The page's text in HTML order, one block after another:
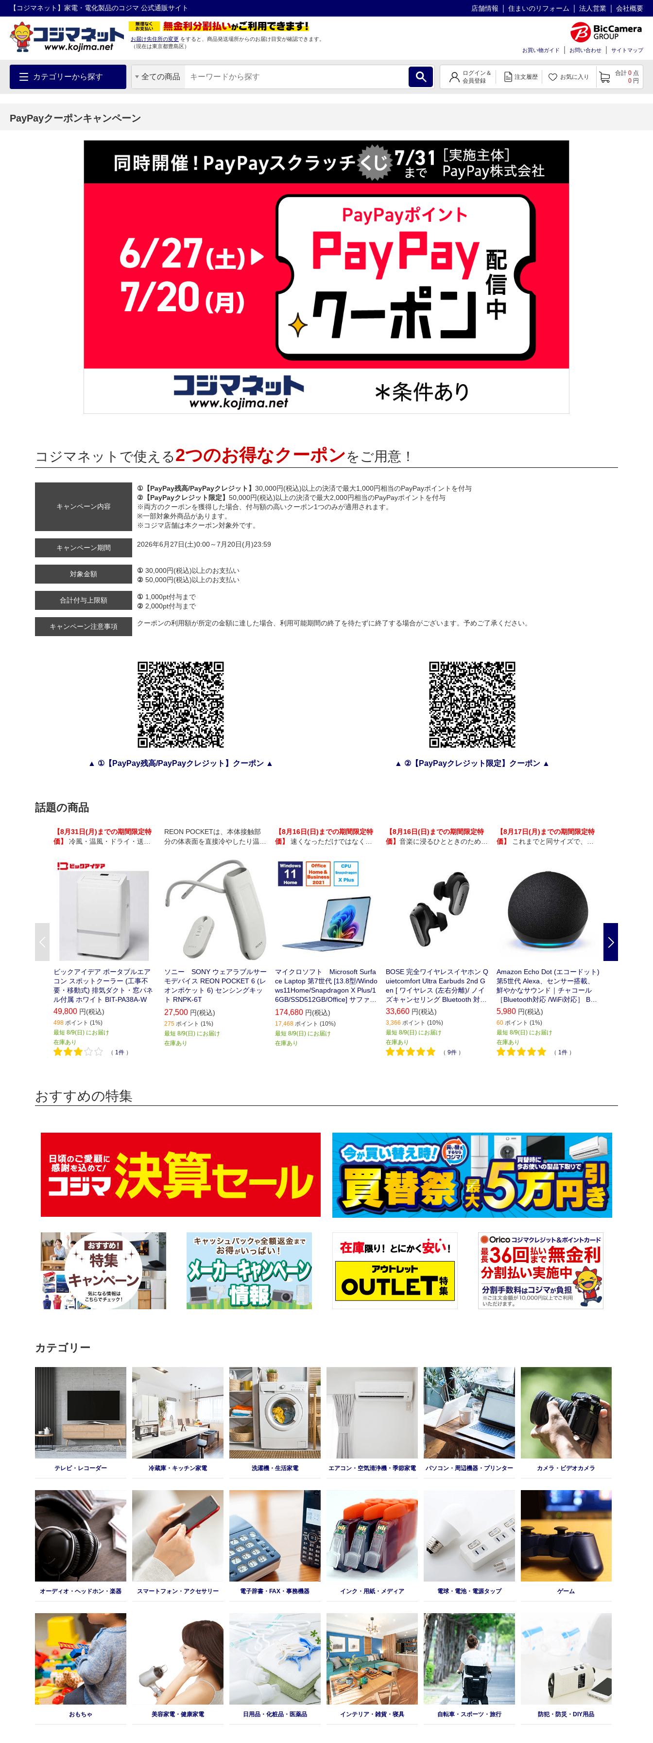
【コジマネット】家電・電化製品のコジマ 公式通販サイト 店舗情報 住まいのリフォーム 法人営業 会社概要
お届け先住所の変更 をすると、商品発送場所からのお届け目安が確認できます。
（現在は東京都豊島区）
お買い物ガイド お問い合わせ サイトマップ
カテゴリーから探す 全ての商品
ログイン＆
会員登録
注文履歴 お気に入り
合計 0 点
0 円
PayPayクーポンキャンペーン
コジマネットで使える2つのお得なクーポンをご用意！
キャンペーン内容
①【PayPay残高/PayPayクレジット】 30,000円(税込)以上の決済で最大1,000円相当のPayPayポイントを付与
②【PayPayクレジット限定】 50,000円(税込)以上の決済で最大2,000円相当のPayPayポイントを付与
※両方のクーポンを獲得した場合、付与額の高いクーポン1つのみが適用されます。
※一部対象外商品があります。
※コジマ店舗は本クーポン対象外です。
キャンペーン期間 2026年6月27日(土)0:00～7月20日(月)23:59
対象金額 ① 30,000円(税込)以上のお支払い
② 50,000円(税込)以上のお支払い
合計付与上限額 ① 1,000pt付与まで
② 2,000pt付与まで
キャンペーン注意事項 クーポンの利用額が所定の金額に達した場合、利用可能期間の終了を待たずに終了する場合がございます。予めご了承ください。
▲ ①【PayPay残高/PayPayクレジット】クーポン ▲ ▲ ②【PayPayクレジット限定】クーポン ▲
話題の商品
【8月31日(月)までの期間限定特
価】
インバーター制御で、より快適に
使えるポータブルルームエアコ
ビックアイデア ポータブルエア
コン スポットクーラー (工事不
要・移動式) 排気ダクト・窓パネ
ル付属 ホワイト BIT-PA38A-W
49,800 円(税込)
498 ポイント (1%)
最短 8/9(日) にお届け
在庫あり
（ 1件 ）
REON POCKETは、本体接触部
分の体表面を直接冷やしたり温め
ルサーモデバイスです。
ソニー SONY ウェアラブルサー
モデバイス REON POCKET 6 (レ
オンポケット 6) センシングキッ
ト RNPK-6T
27,500 円(税込)
275 ポイント (1%)
最短 8/9(日) にお届け
在庫あり
【8月16日(日)までの期間限定特
価】
速くなっただけではなく、
マイクロソフト Microsoft Surfa
ce Laptop 第7世代 [13.8型/Windo
ws11Home/Snapdragon X Plus/1
6GB/SSD512GB/Office] サファイ
ア ZGM00072
174,680 円(税込)
17,468 ポイント (10%)
最短 8/9(日) にお届け
在庫あり
【8月16日(日)までの期間限定特
価】 音楽に浸るひとときのための
BOSE 完全ワイヤレスイヤホン Q
uietcomfort Ultra Earbuds 2nd G
en [ ワイヤレス (左右分離)/ ノイ
ズキャンセリング Bluetooth 対応
] BLACK
33,660 円(税込)
3,366 ポイント (10%)
最短 8/9(日) にお届け
在庫あり
（ 9件 ）
【8月17日(月)までの期間限定特
価】
これまでと同サイズで、よ
しめる、Alexa搭載スマートスピ
Amazon Echo Dot (エコードット)
第5世代 Alexa、センサー搭載、
鮮やかなサウンド｜チャコール
［Bluetooth対応 /WiFi対応］ B09
B8SZLLG
5,980 円(税込)
60 ポイント (1%)
最短 8/9(日) にお届け
在庫あり
（ 1件 ）
おすすめの特集
カテゴリー
テレビ・レコーダー 冷蔵庫・キッチン家電 洗濯機・生活家電 エアコン・空気清浄機・季節家電 パソコン・周辺機器・プリンター カメラ・ビデオカメラ
オーディオ・ヘッドホン・楽器 スマートフォン・アクセサリー 電子辞書・FAX・事務機器 インク・用紙・メディア 電球・電池・電源タップ ゲーム
おもちゃ 美容家電・健康家電 日用品・化粧品・医薬品 インテリア・雑貨・寝具 自転車・スポーツ・旅行 防犯・防災・DIY用品